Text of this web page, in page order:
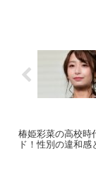
椿姫彩菜の高校時
ド！性別の違和感